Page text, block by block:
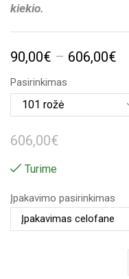
kiekio.
90,00€ – 606,00€
Pasirinkimas
606,00€
Turime
Įpakavimo pasirinkimas